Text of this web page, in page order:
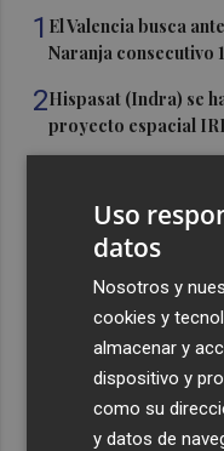
1 El Valencia busca
Naranja consecutivo
2Hispasat (Indra) se
proyecto espacial
Carlos Corberán
El Valencia CF y
hosteleros
especial en el
Uso
datos
Nosotros y
cookies y
almacenar y
dispositivo y
como su
y datos de